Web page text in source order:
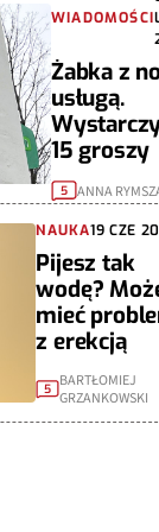
WIADOMOŚCI
Żabka z
usługą.
15 groszy
5 ANNA
NAUKA19 CZE
Pijesz tak
wodę?
mieć
z erekcją
5
BARTŁOMIEJ
GRZANKOWSKI